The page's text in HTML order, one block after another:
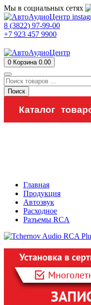
Мы в социальных сетях
8 (3822) 97-99-00
+7 923 457 9900
0 Корзина 0.00
Поиск
Каталог
Главная
Продукция
Автозвук
Расходное
Разъемы RCA